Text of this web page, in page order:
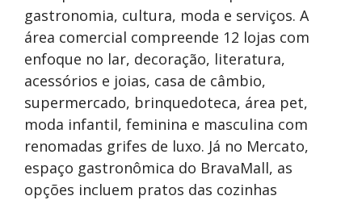
gastronomia, cultura, moda e serviços. A
área comercial compreende 12 lojas com
enfoque no lar, decoração, literatura,
acessórios e joias, casa de câmbio,
supermercado, brinquedoteca, área pet,
moda infantil, feminina e masculina com
renomadas grifes de luxo. Já no Mercato,
espaço gastronômica do BravaMall, as
opções incluem pratos das cozinhas